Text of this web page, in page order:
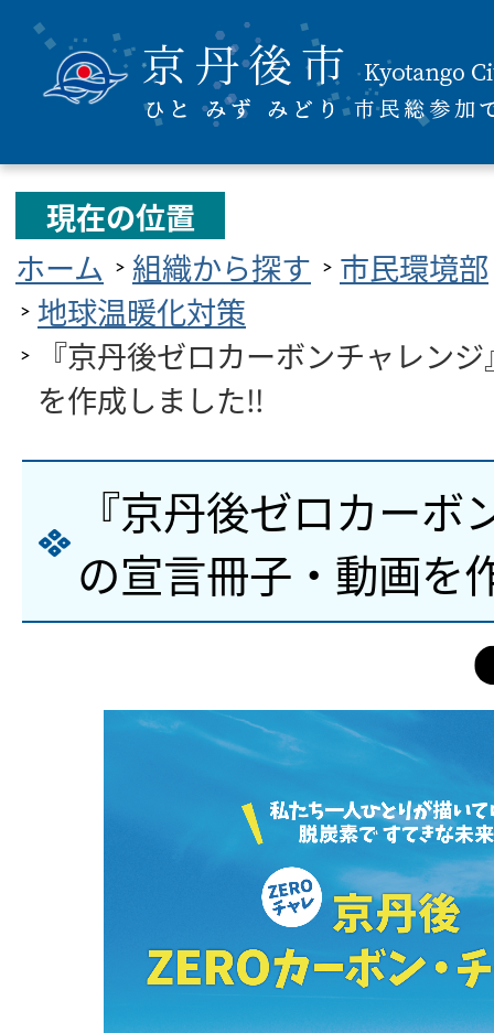
現在の位置
ホーム
組織から探す
市民環境部
地球温暖化対策
『京丹後ゼロカーボンチャレン
を作成しました‼
『京丹後ゼロカー
の宣言冊子・動画を